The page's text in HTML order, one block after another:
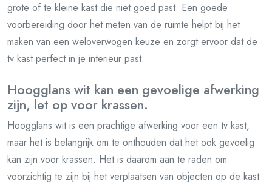
grote of te kleine kast die niet goed past. Een goede
voorbereiding door het meten van de ruimte helpt bij het
maken van een weloverwogen keuze en zorgt ervoor dat de
tv kast perfect in je interieur past.
Hoogglans wit kan een gevoelige afwerking
zijn, let op voor krassen.
Hoogglans wit is een prachtige afwerking voor een tv kast,
maar het is belangrijk om te onthouden dat het ook gevoelig
kan zijn voor krassen. Het is daarom aan te raden om
voorzichtig te zijn bij het verplaatsen van objecten op de kast